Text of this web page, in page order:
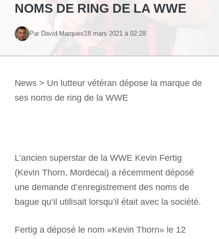
NOMS DE RING DE LA WWE
Par David Marques 18 mars 2021 à 02:28
News > Un lutteur vétéran dépose la marque de
ses noms de ring de la WWE
L’ancien superstar de la WWE Kevin Fertig
(Kevin Thorn, Mordecai) a récemment déposé
une demande d’enregistrement des noms de
bague qu’il utilisait lorsqu’il était avec la société.
Fertig a déposé le nom «Kevin Thorn» le 12